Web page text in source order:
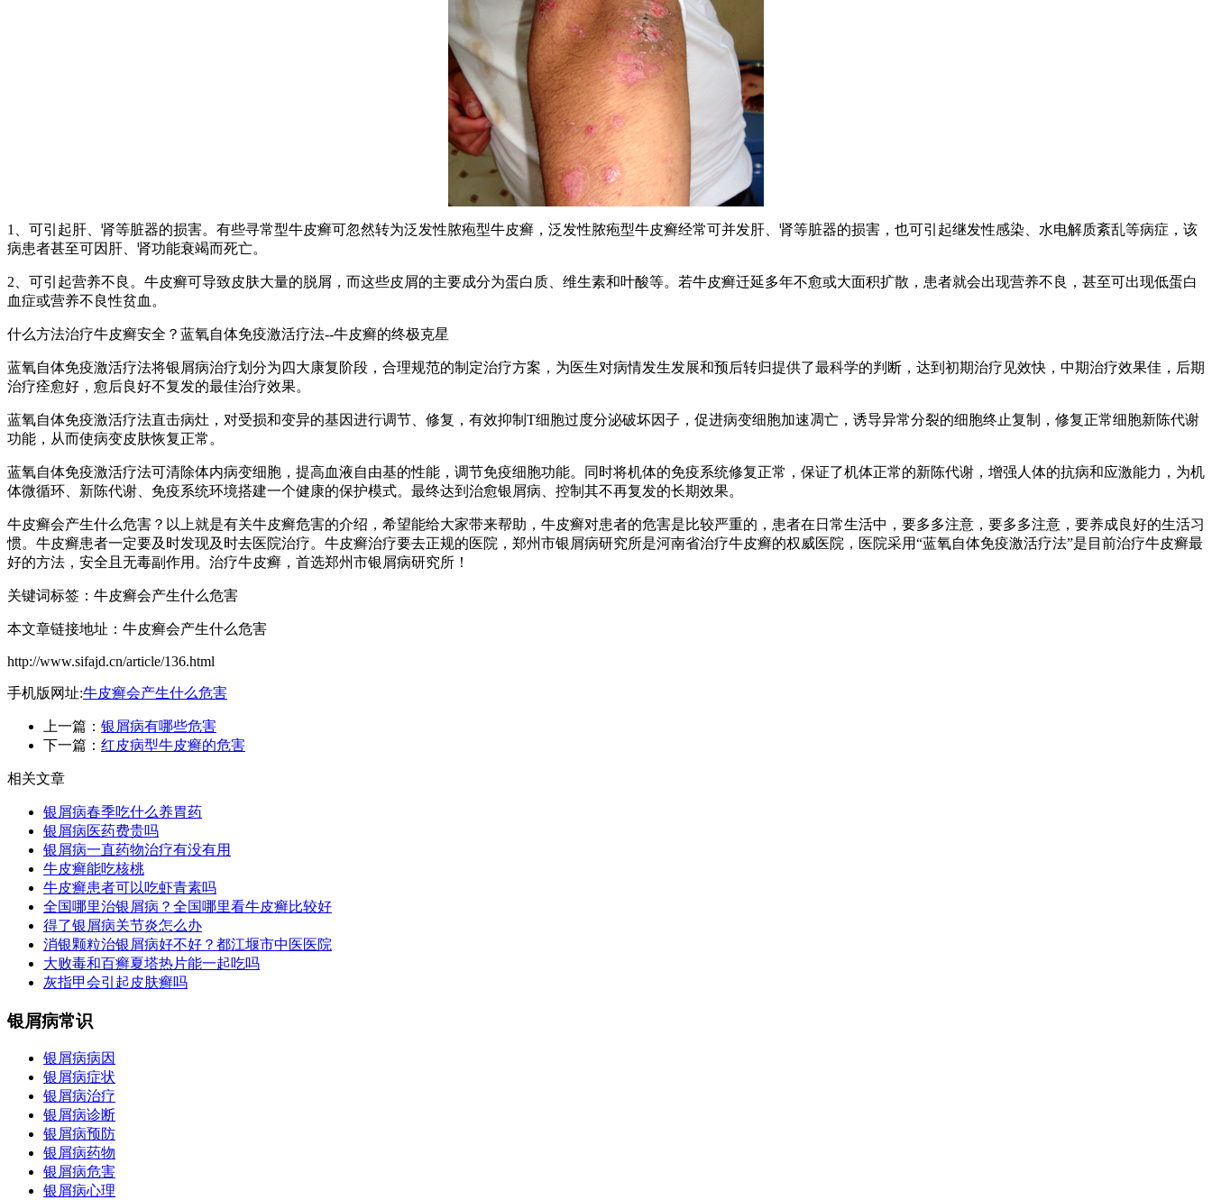
1、可引起肝、肾等脏器的损害。有些寻常型牛皮癣可忽然转为泛发性脓疱型牛皮癣，泛发性脓疱型牛皮癣经常可并发肝、肾等脏器的损害，也可引起继发性感染、水电解质紊乱等病症，该
病患者甚至可因肝、肾功能衰竭而死亡。
2、可引起营养不良。牛皮癣可导致皮肤大量的脱屑，而这些皮屑的主要成分为蛋白质、维生素和叶酸等。若牛皮癣迁延多年不愈或大面积扩散，患者就会出现营养不良，甚至可出现低蛋白
血症或营养不良性贫血。
什么方法治疗牛皮癣安全？蓝氧自体免疫激活疗法--牛皮癣的终极克星
蓝氧自体免疫激活疗法将银屑病治疗划分为四大康复阶段，合理规范的制定治疗方案，为医生对病情发生发展和预后转归提供了最科学的判断，达到初期治疗见效快，中期治疗效果佳，后期
治疗痊愈好，愈后良好不复发的最佳治疗效果。
蓝氧自体免疫激活疗法直击病灶，对受损和变异的基因进行调节、修复，有效抑制T细胞过度分泌破坏因子，促进病变细胞加速凋亡，诱导异常分裂的细胞终止复制，修复正常细胞新陈代谢
功能，从而使病变皮肤恢复正常。
蓝氧自体免疫激活疗法可清除体内病变细胞，提高血液自由基的性能，调节免疫细胞功能。同时将机体的免疫系统修复正常，保证了机体正常的新陈代谢，增强人体的抗病和应激能力，为机
体微循环、新陈代谢、免疫系统环境搭建一个健康的保护模式。最终达到治愈银屑病、控制其不再复发的长期效果。
牛皮癣会产生什么危害？以上就是有关牛皮癣危害的介绍，希望能给大家带来帮助，牛皮癣对患者的危害是比较严重的，患者在日常生活中，要多多注意，要多多注意，要养成良好的生活习
惯。牛皮癣患者一定要及时发现及时去医院治疗。牛皮癣治疗要去正规的医院，郑州市银屑病研究所是河南省治疗牛皮癣的权威医院，医院采用“蓝氧自体免疫激活疗法”是目前治疗牛皮癣最
好的方法，安全且无毒副作用。治疗牛皮癣，首选郑州市银屑病研究所！
关键词标签：牛皮癣会产生什么危害
本文章链接地址：牛皮癣会产生什么危害
http://www.sifajd.cn/article/136.html
手机版网址:牛皮癣会产生什么危害
上一篇： 银屑病有哪些危害
下一篇： 红皮病型牛皮癣的危害
相关文章
银屑病春季吃什么养胃药
银屑病医药费贵吗
银屑病一直药物治疗有没有用
牛皮癣能吃核桃
牛皮癣患者可以吃虾青素吗
全国哪里治银屑病？全国哪里看牛皮癣比较好
得了银屑病关节炎怎么办
消银颗粒治银屑病好不好？都江堰市中医医院
大败毒和百癣夏塔热片能一起吃吗
灰指甲会引起皮肤癣吗
银屑病常识
银屑病病因
银屑病症状
银屑病治疗
银屑病诊断
银屑病预防
银屑病药物
银屑病危害
银屑病心理